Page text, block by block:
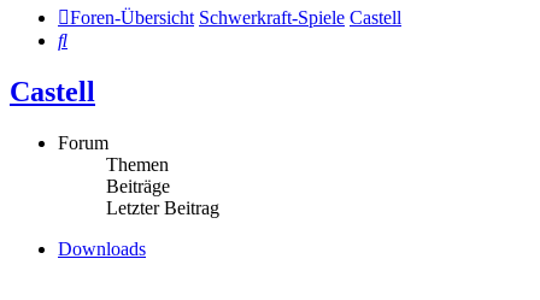
Foren-Übersicht Schwerkraft-Spiele Castell
Suche
Castell
Forum
Themen
Beiträge
Letzter Beitrag
Downloads